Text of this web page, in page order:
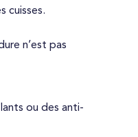
cuisses.
n’est pas
ou des anti-